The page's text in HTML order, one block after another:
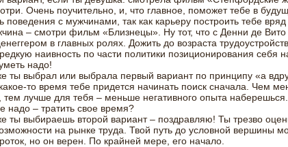
Очень поучительно, и, что главное, поможет тебе в
поведения с мужчинами, так как карьеру построить тебе
– смотри фильм «Близнецы». Ну тот, что с Денни де Вито
в главных ролях. Дожить до возраста
наивность по части политики позиционирования себя
надо!
ты выбрал или выбрала первый вариант по принципу «а
то время тебе придется начинать поиск сначала. Чем
тем лучше для тебя – меньше негативного опыта
надо – тратить свое время?
ты выбираешь второй вариант – поздравляю! Ты трезво
на рынке труда. Твой путь до условной вершины
но он верен. По крайней мере, его начало.